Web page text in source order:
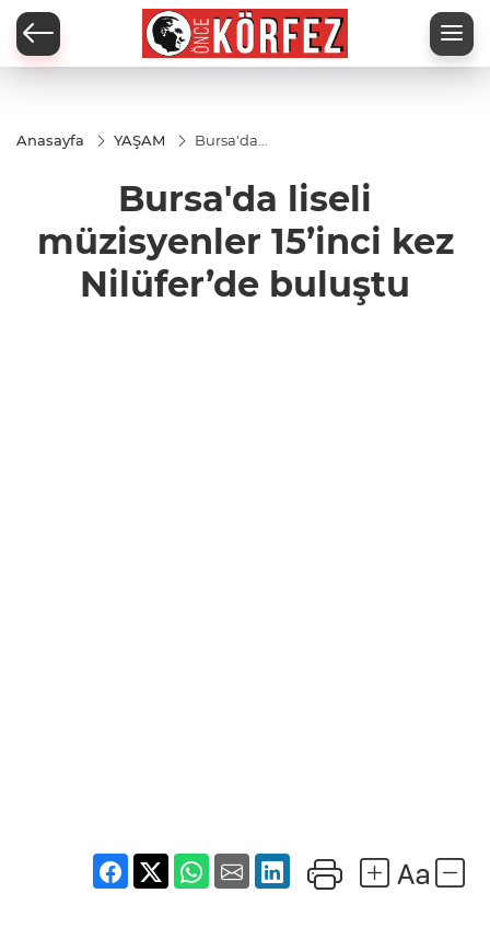
Anasayfa YAŞAM
Bursa'da
15’inci kez
Nilüfer’de
buluştu
Bursa'da liseli
müzisyenler 15’inci kez
Nilüfer’de buluştu